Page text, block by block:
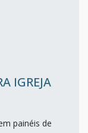
IGREJA
painéis de